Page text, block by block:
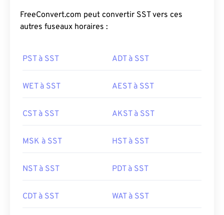
FreeConvert.com peut convertir SST vers ces
autres fuseaux horaires :
PST à SST ADT à SST
WET à SST AEST à SST
CST à SST AKST à SST
MSK à SST HST à SST
NST à SST PDT à SST
CDT à SST WAT à SST